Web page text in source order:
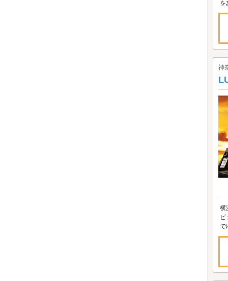
を
神
横
で